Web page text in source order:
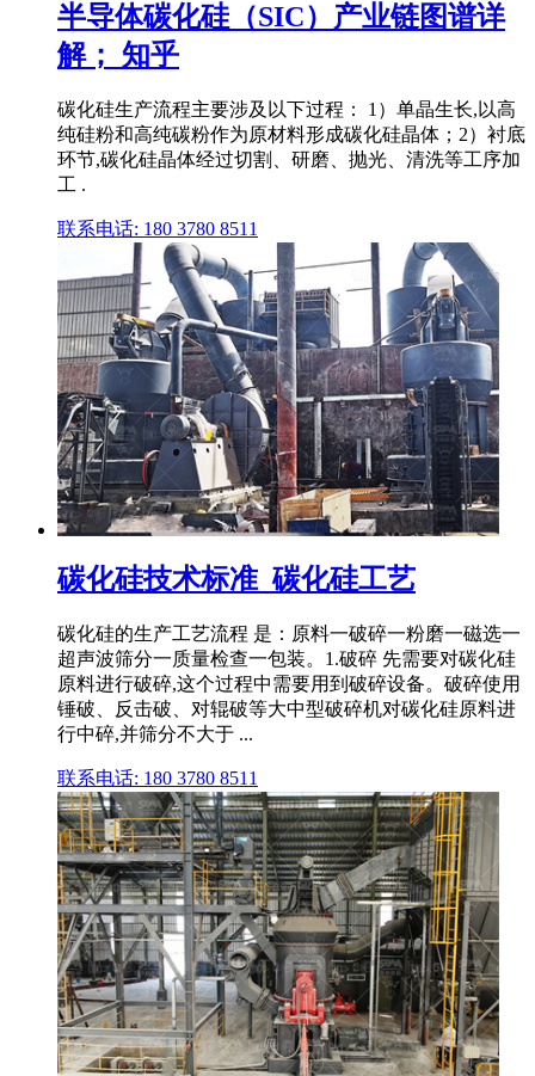
半导体碳化硅（SIC）产业链图谱详
解； 知乎
碳化硅生产流程主要涉及以下过程： 1）单晶生长,以高
纯硅粉和高纯碳粉作为原材料形成碳化硅晶体；2）衬底
环节,碳化硅晶体经过切割、研磨、抛光、清洗等工序加
工 .
联系电话: 180 3780 8511
碳化硅技术标准_碳化硅工艺
碳化硅的生产工艺流程 是：原料一破碎一粉磨一磁选一
超声波筛分一质量检查一包装。1.破碎 先需要对碳化硅
原料进行破碎,这个过程中需要用到破碎设备。破碎使用
锤破、反击破、对辊破等大中型破碎机对碳化硅原料进
行中碎,并筛分不大于 ...
联系电话: 180 3780 8511